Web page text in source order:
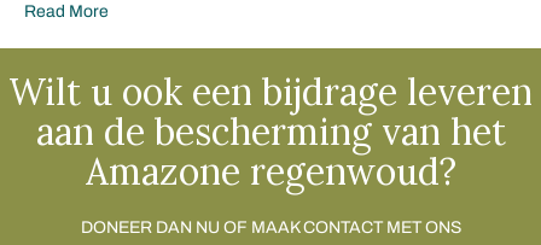
Read More
Wilt u ook een bijdrage leveren
aan de bescherming van het
Amazone regenwoud?
DONEER DAN NU OF MAAK CONTACT MET ONS